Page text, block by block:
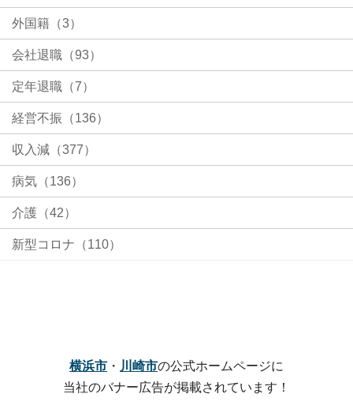
外国籍（3）
会社退職（93）
定年退職（7）
経営不振（136）
収入減（377）
病気（136）
介護（42）
新型コロナ（110）
横浜市 ・ 川崎市の公式ホームページに
当社のバナー広告が掲載されています！